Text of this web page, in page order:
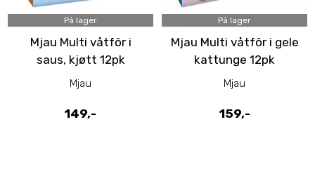
På lager
Mjau Multi våtfôr i
saus, kjøtt 12pk
Mjau
149,-
På lager
Mjau Multi våtfôr i gele
kattunge 12pk
Mjau
159,-